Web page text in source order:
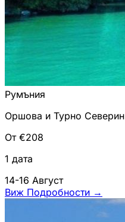
Румъния
Оршова и Турно Северин
От €208
1 дата
14-16 Август
Виж Подробности →